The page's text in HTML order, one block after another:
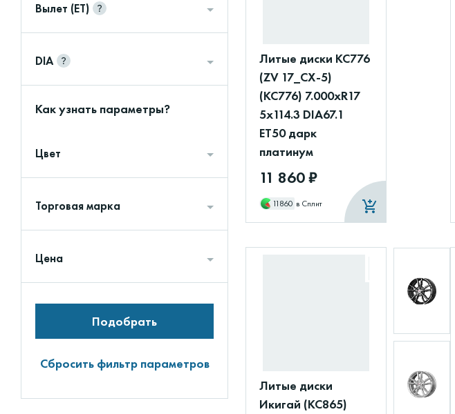
Вылет (ET)
DIA
Как узнать параметры?
Цвет
Торговая марка
Цена
Подобрать
Сбросить фильтр параметров
Литые диски КС776
(ZV 17_CX-5)
(КС776) 7.000xR17
5x114.3 DIA67.1
ET50 дарк
платинум
11 860 ₽
11860 в Сплит
Литые диски
Икигай (КС865)